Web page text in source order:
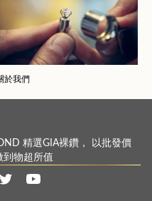
於我們
精選GIA裸鑽， 以批發價
到物超所值